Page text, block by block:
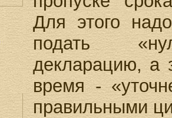
Для этого
подать
декларацию, а
время -
правильными